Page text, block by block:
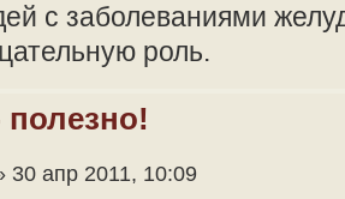
с заболеваниями
роль.
30 апр 2011, 10:09